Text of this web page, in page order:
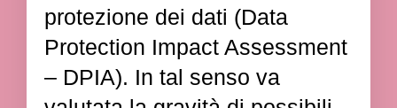
protezione dei dati (Data
Protection Impact Assessment
– DPIA). In tal senso va